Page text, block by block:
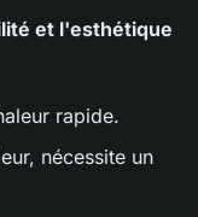
et l'esthétique
rapide.
nécessite un